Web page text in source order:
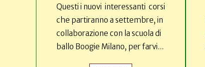
Questi i nuovi interessanti corsi
che partiranno a settembre, in
collaborazione con la scuola di
ballo Boogie Milano, per farvi...